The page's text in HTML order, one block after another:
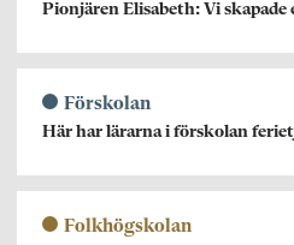
Pionjären Elisabeth: Vi
Förskolan
Här har lärarna i förskolan
Folkhögskolan